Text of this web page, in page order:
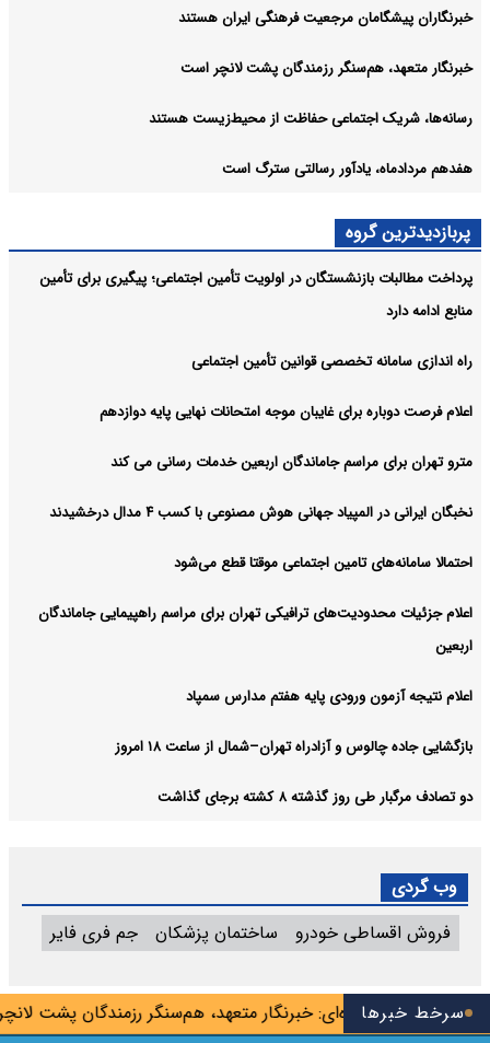
سرخط خبرها
محسنی اژه‌ای: خبرنگار متعهد، هم‌سنگر رزمندگان پشت لانچر
خبرنگاران پیشگامان مرجعیت فرهنگی ایران‌ هستند
خبرنگار متعهد، هم‌سنگر رزمندگان پشت لانچر است
رسانه‌ها، شریک اجتماعی حفاظت از محیط‌زیست هستند
هفدهم مردادماه، یادآور رسالتی سترگ است
پربازدیدترین گروه
پرداخت مطالبات بازنشستگان در اولویت تأمین اجتماعی؛ پیگیری برای تأمین
منابع ادامه دارد
راه اندازی سامانه تخصصی قوانین تأمین اجتماعی
اعلام فرصت دوباره برای غایبان موجه امتحانات نهایی پایه دوازدهم
مترو تهران برای مراسم جاماندگان اربعین خدمات رسانی می کند
نخبگان ایرانی در المپیاد جهانی هوش مصنوعی با کسب ۴ مدال درخشیدند
احتمالا سامانه‌های تامین اجتماعی موقتا قطع می‌شود
اعلام جزئیات محدودیت‌های ترافیکی تهران برای مراسم راهپیمایی جاماندگان
اربعین
اعلام نتیجه آزمون ورودی پایه هفتم مدارس سمپاد
بازگشایی جاده چالوس و آزادراه تهران–شمال از ساعت ۱۸ امروز
دو تصادف مرگبار طی روز گذشته ۸ کشته برجای گذاشت
وب گردی
فروش اقساطی خودرو
ساختمان پزشکان جم فری فایر